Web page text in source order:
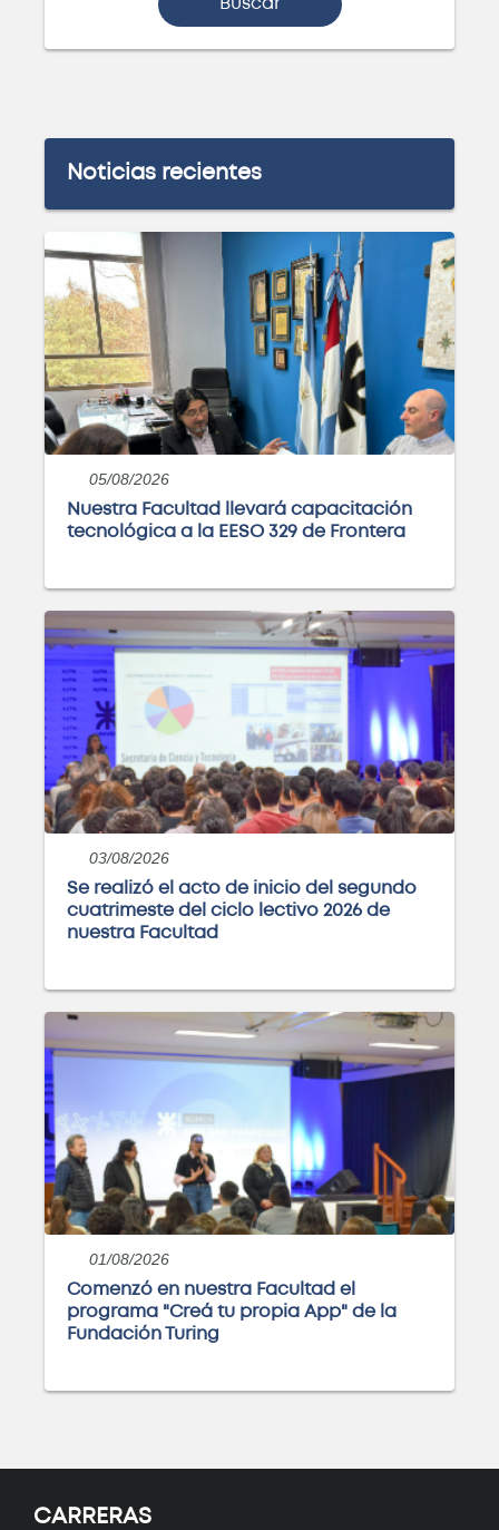
Buscar
Noticias recientes
05/08/2026
Nuestra Facultad llevará capacitación
tecnológica a la EESO 329 de Frontera
03/08/2026
Se realizó el acto de inicio del segundo
cuatrimeste del ciclo lectivo 2026 de
nuestra Facultad
01/08/2026
Comenzó en nuestra Facultad el
programa "Creá tu propia App" de la
Fundación Turing
Ingeniería Electrónica
Próximamente
Licenciatura en Administración
Rural
Próximamente
Ingeniería Industrial
Próximamente
Ingeniería Química
Próximamente
Ingeniería en Sistemas de
Información
Curso: Análisis y visualización de
datos con PowerBI
Próximamente
Curso: Instalaciones eléctricas
domiciliarias
Próximamente
Posgrado: Especialización en
CARRERAS